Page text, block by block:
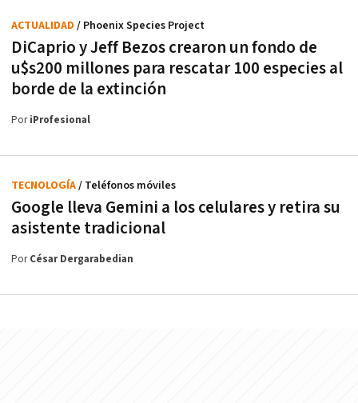
DiCaprio y Jeff Bezos crearon un fondo de
u$s200 millones para rescatar 100 especies al
borde de la extinción
ACTUALIDAD / Phoenix Species Project
PoriProfesional
Google lleva Gemini a los celulares y retira su
asistente tradicional
TECNOLOGÍA/ Teléfonos móviles
PorCésar Dergarabedian